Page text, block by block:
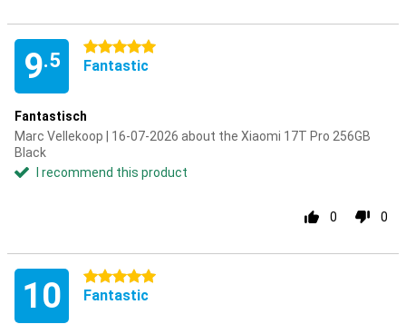
9.5
5 stars
Fantastic
Fantastisch
Marc Vellekoop | 16-07-2026 about the Xiaomi 17T Pro 256GB
Black
I recommend this product
0 0
10 5 stars
Fantastic